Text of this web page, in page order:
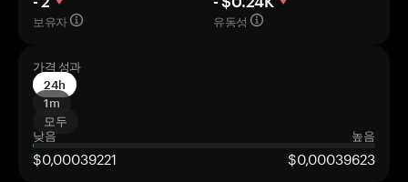
보유자
유동성
가격 성과
24h
1m
모두
낮음
높음
$0,00039221 $0,00039623